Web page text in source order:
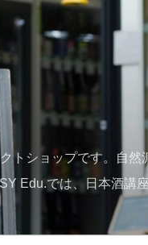
トショップです。自
Edu.では、日本酒講